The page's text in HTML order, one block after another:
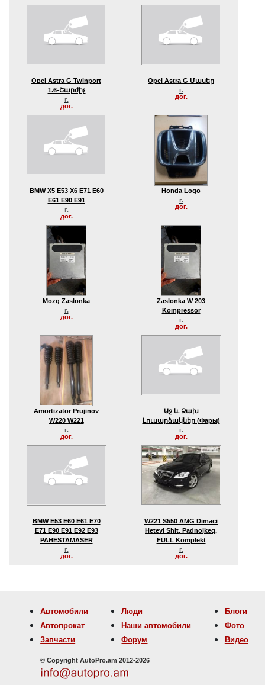
Opel Astra G Twinport
1.6-Շարժիչ
г.
дог.
Opel Astra G Մասեր
г.
дог.
BMW X5 E53 X6 E71 E60
E61 E90 E91
г.
дог.
Honda Logo
г.
дог.
Mozg Zaslonka
г.
дог.
Zaslonka W 203
Kompressor
г.
дог.
Amortizator Prujinov
W220 W221
г.
дог.
Աջ ԵՒ Ձախ
Լուսարձակներ (фары)
г.
дог.
BMW E53 E60 E61 E70
E71 E90 E91 E92 E93
PAHESTAMASER
г.
дог.
W221 S550 AMG Dimaci
Hetevi Shit, Padnojkeq,
FULL Komplekt
г.
дог.
Автомобили
Автопрокат
Запчасти
Люди
Наши автомобили
Форум
Блоги
Фото
Видео
© Copyright AutoPro.am 2012-2026